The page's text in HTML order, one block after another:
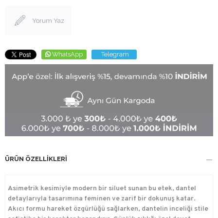
Yorum Yaz
WhatsApp Telegram
ÜRÜN ÖZELLIKLERI
Asimetrik kesimiyle modern bir siluet sunan bu etek, dantel
detaylarıyla tasarımına feminen ve zarif bir dokunuş katar.
Akıcı formu hareket özgürlüğü sağlarken, dantelin inceliği stile